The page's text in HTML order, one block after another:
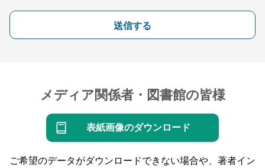
送信する
メディア関係者・図書館の皆様
表紙画像のダウンロード
ご希望のデータがダウンロードできない場合や、著者イン